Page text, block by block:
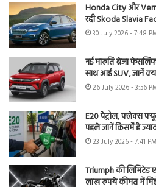
Honda City और
रही Skoda Slavia
30 July 2026 - 7:48
नई मारुति ब्रेजा
साथ आई SUV, जानें
26 July 2026 - 3:56
E20 पेट्रोल, फ्लेक्स
पहले जानें किसमें है
23 July 2026 - 7:41 PM
Triumph की लिमिटेड
लाख रुपये कीमत में